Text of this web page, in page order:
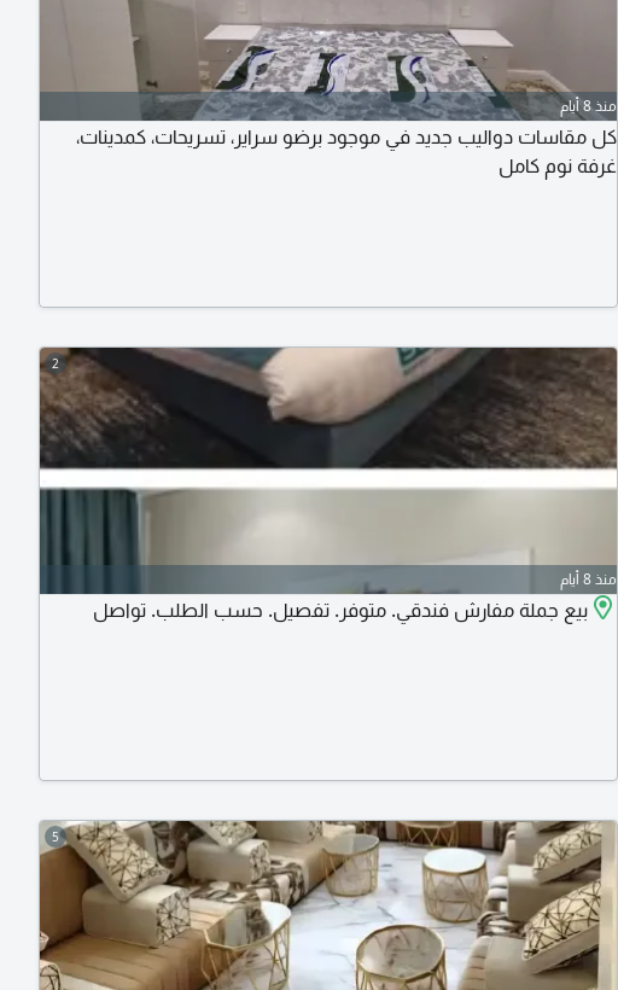
منذ 8 أيام
كل مقاسات دواليب جديد في موجود برضو سراير، تسريحات، كمدينات،
غرفة نوم كامل
2
منذ 8 أيام
بيع جملة مفارش فندقي. متوفر. تفصيل. حسب الطلب. تواصل
5